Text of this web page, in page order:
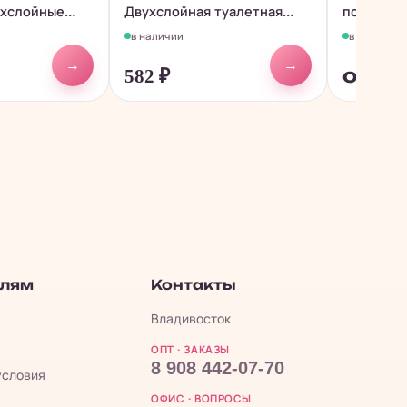
→
Двухслойная туалетная
бумага...
в наличии
582 ₽
→
спайка...
в наличии
от
Контакты
Владивосток
ОПТ · ЗАКАЗЫ
8 908 442-07-70
ОФИС · ВОПРОСЫ